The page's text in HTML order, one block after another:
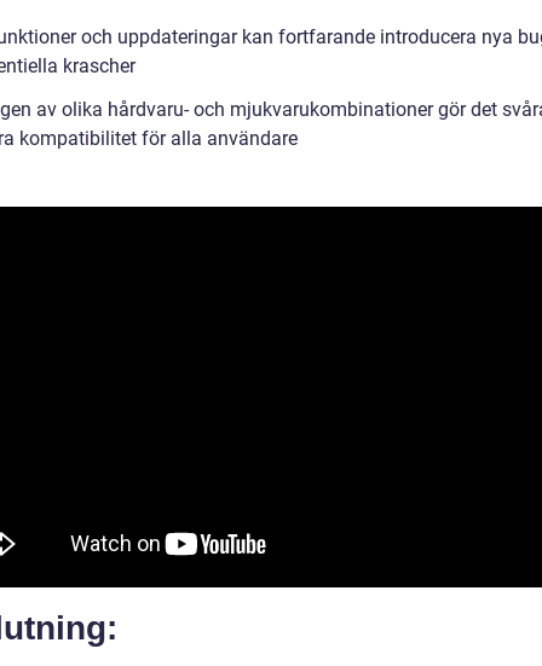
och uppdateringar kan fortfarande introducera nya
krascher
av olika hårdvaru- och mjukvarukombinationer gör det
kompatibilitet för alla användare